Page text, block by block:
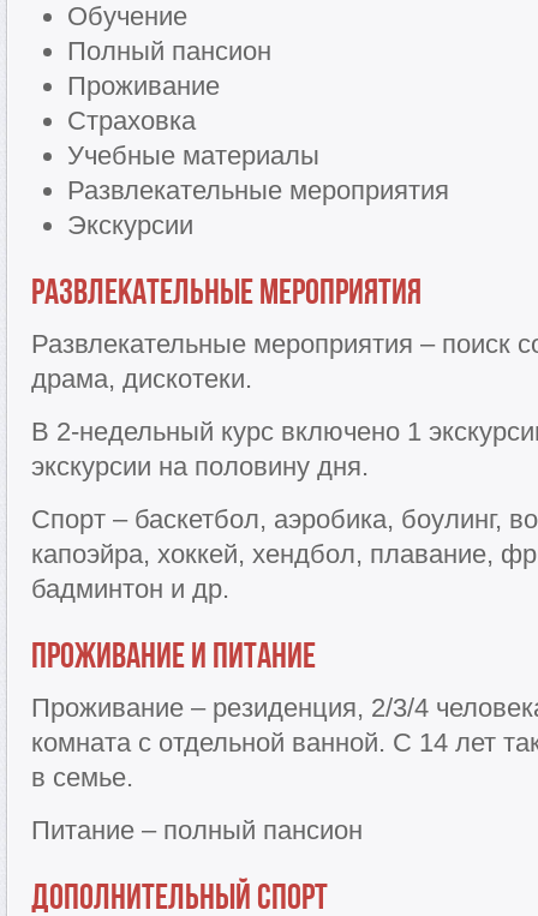
Обучение
Полный пансион
Проживание
Страховка
Учебные материалы
Развлекательные мероприятия
Экскурсии
Развлекательные мероприятия
Развлекательные мероприятия – поиск
драма, дискотеки.
В 2-недельный курс включено 1
экскурсии на половину дня.
Спорт – баскетбол, аэробика, боулинг,
капоэйра, хоккей, хендбол, плавание,
бадминтон и др.
Проживание и питание
Проживание – резиденция, 2/3/4
комната с отдельной ванной. С 14 лет
в семье.
Питание – полный пансион
Дополнительный спорт